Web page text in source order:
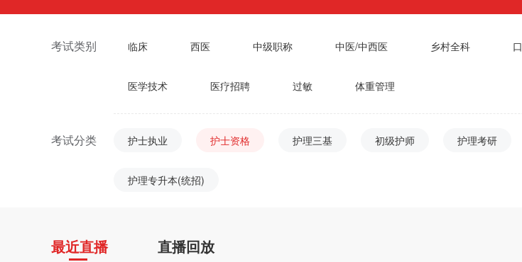
考试类别 临床 西医 中级职称 中医/中西医 乡村全科
医学技术 医疗招聘 过敏 体重管理
考试分类 护士执业 护士资格 护理三基 初级护师 护理考研
护理专升本(统招)
最近直播 直播回放